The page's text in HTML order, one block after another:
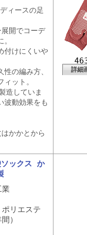
ィースの足
開でコーデ
付けにくいや
の編み方、
ット。
造していま
波動効果をも
かかとから
詳細
ックス か
業
リエステ
）